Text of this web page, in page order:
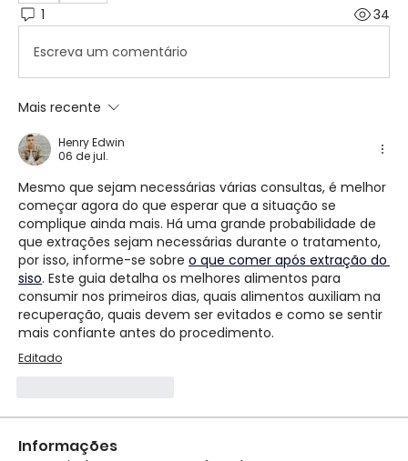
1 34
Escreva um comentário
Mais recente
Henry Edwin
06 de jul.
Mesmo que sejam necessárias várias consultas, é melhor
começar agora do que esperar que a situação se
complique ainda mais. Há uma grande probabilidade de
que extrações sejam necessárias durante o tratamento,
por isso, informe-se sobre o que comer após extração do
siso. Este guia detalha os melhores alimentos para
consumir nos primeiros dias, quais alimentos auxiliam na
recuperação, quais devem ser evitados e como se sentir
mais confiante antes do procedimento.
Editado
Informações